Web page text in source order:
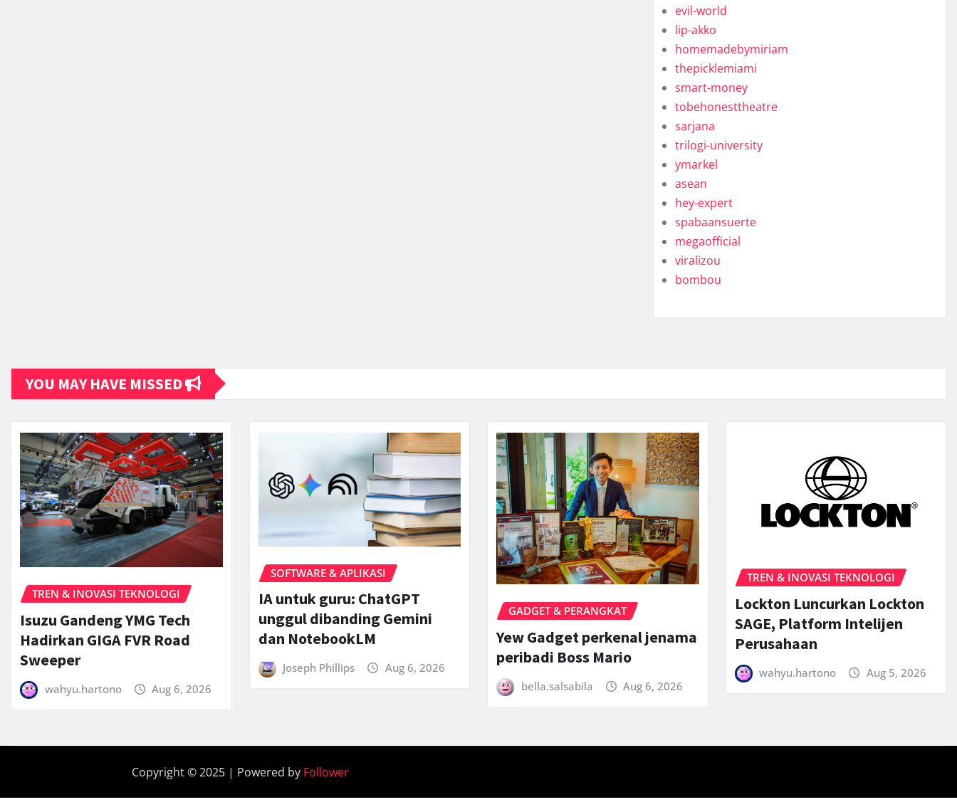
evil-world
lip-akko
homemadebymiriam
thepicklemiami
smart-money
tobehonesttheatre
sarjana
trilogi-university
ymarkel
asean
hey-expert
spabaansuerte
megaofficial
viralizou
bombou
YOU MAY HAVE MISSED
TREN & INOVASI TEKNOLOGI
Isuzu Gandeng YMG Tech
Hadirkan GIGA FVR Road
Sweeper
wahyu.hartono Aug 6, 2026
SOFTWARE & APLIKASI
IA untuk guru: ChatGPT
unggul dibanding Gemini
dan NotebookLM
Joseph Phillips Aug 6, 2026
GADGET & PERANGKAT
Yew Gadget perkenal jenama
peribadi Boss Mario
bella.salsabila Aug 6, 2026
TREN & INOVASI TEKNOLOGI
Lockton Luncurkan Lockton
SAGE, Platform Intelijen
Perusahaan
wahyu.hartono Aug 5, 2026
Copyright © 2025 | Powered by Follower